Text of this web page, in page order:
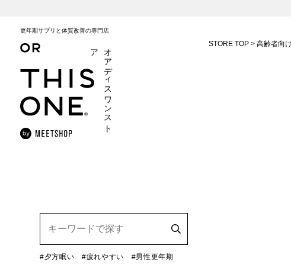
オ
ア
デ
ィ
ス
ワ
ン
ス
ト
ア
更年期サプリと体質改善の専門店
#夕方眠い #疲れやすい #男性更年期
STORE TOP 高齢者向